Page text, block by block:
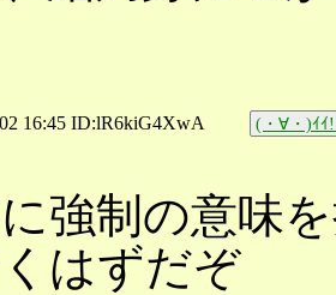
16:45 ID:lR6kiG4XwA (・∀・)ｲｲ
強制の意味
はずだぞ